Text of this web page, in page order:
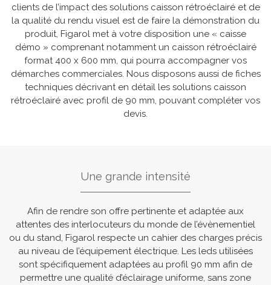
clients de l’impact des solutions caisson rétroéclairé et de
la qualité du rendu visuel est de faire la démonstration du
produit, Figarol met à votre disposition une « caisse
démo » comprenant notamment un caisson rétroéclairé
format 400 x 600 mm, qui pourra accompagner vos
démarches commerciales. Nous disposons aussi de fiches
techniques décrivant en détail les solutions caisson
rétroéclairé avec profil de 90 mm, pouvant compléter vos
devis.
Une grande intensité
Afin de rendre son offre pertinente et adaptée aux
attentes des interlocuteurs du monde de l’évènementiel
ou du stand, Figarol respecte un cahier des charges précis
au niveau de l’équipement électrique. Les leds utilisées
sont spécifiquement adaptées au profil 90 mm afin de
permettre une qualité d’éclairage uniforme, sans zone